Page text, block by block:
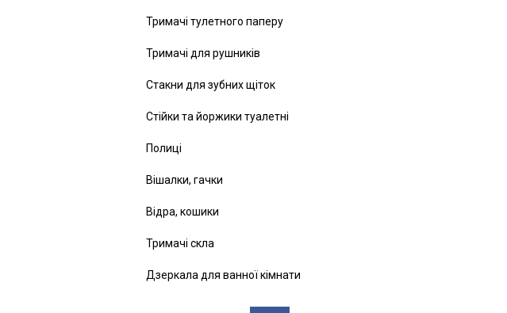
Тримачі тулетного паперу
Тримачі для рушників
Стакни для зубних щіток
Стійки та йоржики туалетні
Полиці
Вішалки, гачки
Відра, кошики
Тримачі скла
Дзеркала для ванної кімнати